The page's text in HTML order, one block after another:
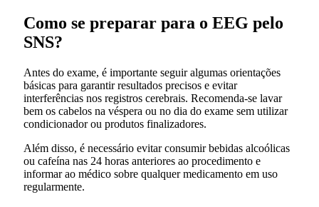
Como se preparar para o EEG pelo
SNS?
Antes do exame, é importante seguir algumas orientações
básicas para garantir resultados precisos e evitar
interferências nos registros cerebrais. Recomenda-se lavar
bem os cabelos na véspera ou no dia do exame sem utilizar
condicionador ou produtos finalizadores.
Além disso, é necessário evitar consumir bebidas alcoólicas
ou cafeína nas 24 horas anteriores ao procedimento e
informar ao médico sobre qualquer medicamento em uso
regularmente.